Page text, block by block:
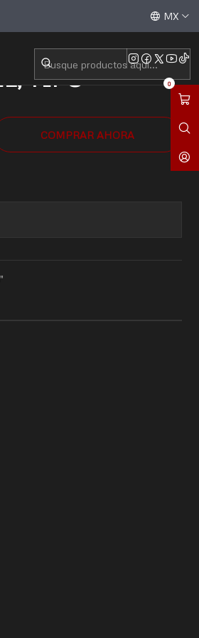
0
todas las tarjetas de crédito / débito y
MX
TIPO
COMPRAR AHORA